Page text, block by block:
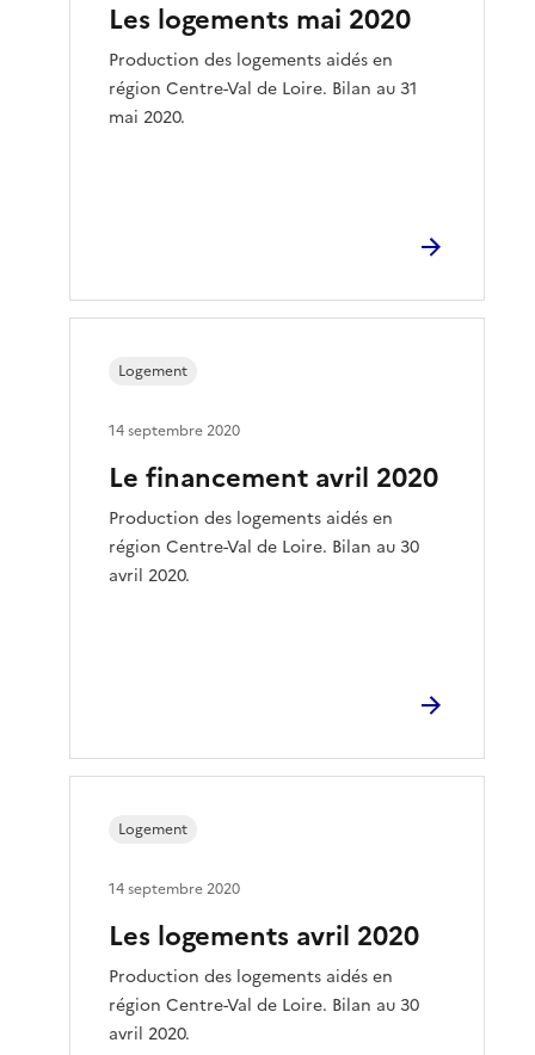
Les logements mai 2020
Production des logements aidés en
région Centre-Val de Loire. Bilan au 31
mai 2020.
Le financement avril 2020
Production des logements aidés en
région Centre-Val de Loire. Bilan au 30
avril 2020.
Logement
14 septembre 2020
Les logements avril 2020
Production des logements aidés en
région Centre-Val de Loire. Bilan au 30
avril 2020.
Logement
14 septembre 2020